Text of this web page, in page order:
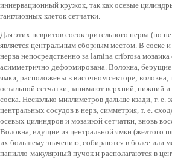
иннервационный кружок, так как осевые
ганглиозных клеток сетчатки.
Для этих невритов сосок зрительного нерва (но
является центральным сборным местом. В соске
нерва непосредственно за lamina cribrosa мозаика
асимметрично деформирована. Волокна, берущие
ямки, расположены в височном секторе; волокна,
остальной сетчатки, занимают верхний, нижний
соска. Несколько миллиметров дальше кзади, т. е.
центральных сосудов в нерв, симметрия, т. е.
осевых цилиндров и мозаикой сетчатки, вновь
Волокна, идущие из центральной ямки (желтого
их большему значению, собираются в более или
папилло-макулярный пучок и располагаются в